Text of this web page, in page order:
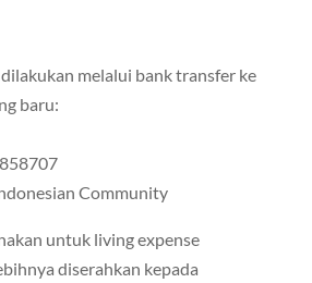
melalui bank transfer ke
baru:
Community
untuk living expense
diserahkan kepada